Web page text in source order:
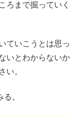
ろまで掘っていく
ていこうとは思っ
いとわからないか
い。
。